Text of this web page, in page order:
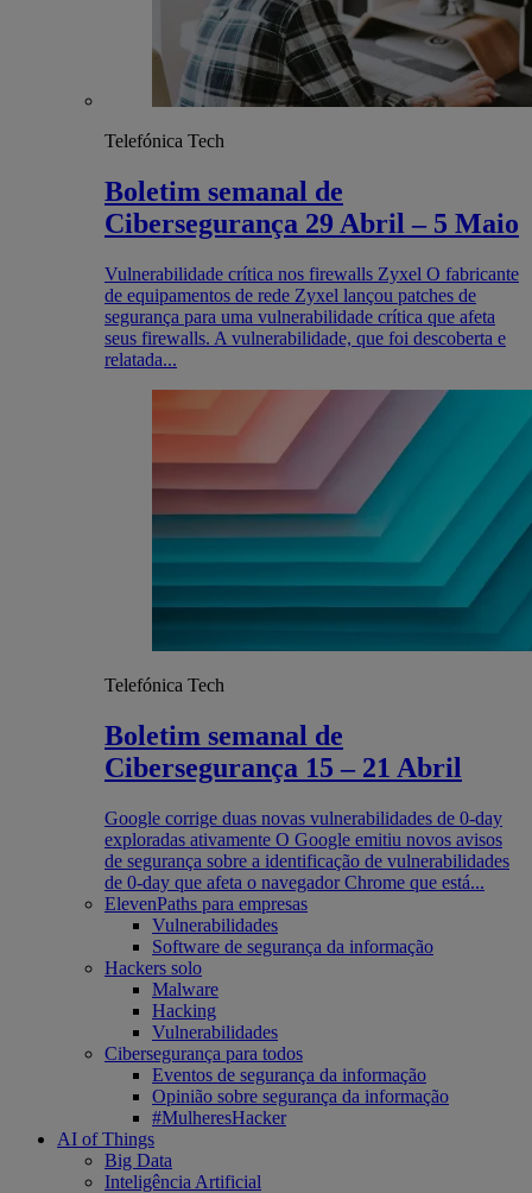
Telefónica Tech
Boletim semanal de
Cibersegurança 29 Abril – 5 Maio
Vulnerabilidade crítica nos firewalls Zyxel O fabricante
de equipamentos de rede Zyxel lançou patches de
segurança para uma vulnerabilidade crítica que afeta
seus firewalls. A vulnerabilidade, que foi descoberta e
relatada...
Telefónica Tech
Boletim semanal de
Cibersegurança 15 – 21 Abril
Google corrige duas novas vulnerabilidades de 0-day
exploradas ativamente O Google emitiu novos avisos
de segurança sobre a identificação de vulnerabilidades
de 0-day que afeta o navegador Chrome que está...
ElevenPaths para empresas
Vulnerabilidades
Software de segurança da informação
Hackers solo
Malware
Hacking
Vulnerabilidades
Cibersegurança para todos
Eventos de segurança da informação
Opinião sobre segurança da informação
#MulheresHacker
AI of Things
Big Data
Inteligência Artificial